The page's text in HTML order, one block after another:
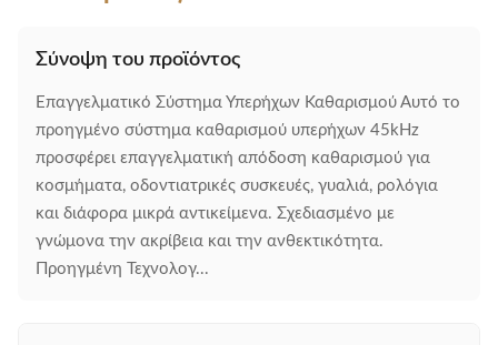
Σύνοψη του προϊόντος
Επαγγελματικό Σύστημα Υπερήχων Καθαρισμού Αυτό το
προηγμένο σύστημα καθαρισμού υπερήχων 45kHz
προσφέρει επαγγελματική απόδοση καθαρισμού για
κοσμήματα, οδοντιατρικές συσκευές, γυαλιά, ρολόγια
και διάφορα μικρά αντικείμενα. Σχεδιασμένο με
γνώμονα την ακρίβεια και την ανθεκτικότητα.
Προηγμένη Τεχνολογ...